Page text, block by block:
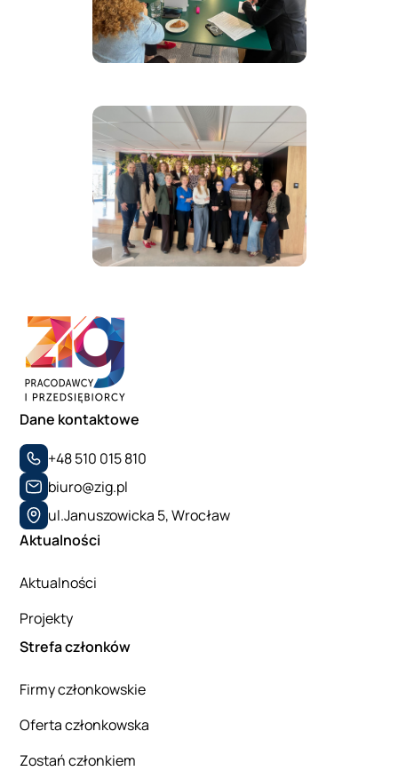
Dane kontaktowe
+48 510 015 810
biuro@zig.pl
ul.Januszowicka 5, Wrocław
Aktualności
Aktualności
Projekty
Strefa członków
Firmy członkowskie
Oferta członkowska
Zostań członkiem